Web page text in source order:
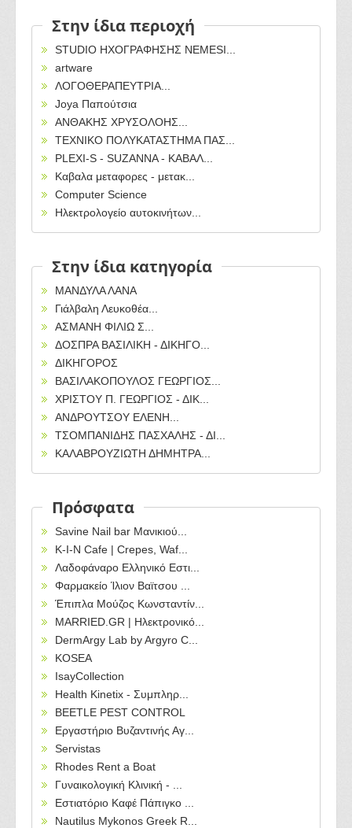
Στην ίδια περιοχή
STUDIO ΗΧΟΓΡΑΦΗΣΗΣ NEMESI...
artware
ΛΟΓΟΘΕΡΑΠΕΥΤΡΙΑ...
Joya Παπούτσια
ΑΝΘΑΚΗΣ ΧΡΥΣΟΛΟΗΣ...
ΤΕΧΝΙΚΟ ΠΟΛΥΚΑΤΑΣΤΗΜΑ ΠΑΣ...
PLEXI-S - SUZANNA - ΚΑΒΑΛ...
Καβαλα μεταφορες - μετακ...
Computer Science
Ηλεκτρολογείο αυτοκινήτων...
Στην ίδια κατηγορία
ΜΑΝΔΥΛΑ ΛΑΝΑ
Γιάλβαλη Λευκοθέα...
ΑΣΜΑΝΗ ΦΙΛΙΩ Σ...
ΔΟΣΠΡΑ ΒΑΣΙΛΙΚΗ - ΔΙΚΗΓΟ...
ΔΙΚΗΓΟΡΟΣ
ΒΑΣΙΛΑΚΟΠΟΥΛΟΣ ΓΕΩΡΓΙΟΣ...
ΧΡΙΣΤΟΥ Π. ΓΕΩΡΓΙΟΣ - ΔΙΚ...
ΑΝΔΡΟΥΤΣΟΥ ΕΛΕΝΗ...
ΤΣΟΜΠΑΝΙΔΗΣ ΠΑΣΧΑΛΗΣ - ΔΙ...
ΚΑΛΑΒΡΟΥΖΙΩΤΗ ΔΗΜΗΤΡΑ...
Πρόσφατα
Savine Nail bar Μανικιού...
Κ-Ι-Ν Cafe | Crepes, Waf...
Λαδοφάναρο Ελληνικό Εστι...
Φαρμακείο Ίλιον Βαϊτσου ...
Έπιπλα Μούζος Κωνσταντίν...
MARRIED.GR | Ηλεκτρονικό...
DermArgy Lab by Argyro C...
KOSEA
IsayCollection
Health Kinetix - Συμπληρ...
BEETLE PEST CONTROL
Εργαστήριο Βυζαντινής Αγ...
Servistas
Rhodes Rent a Boat
Γυναικολογική Κλινική - ...
Εστιατόριο Καφέ Πάπιγκο ...
Nautilus Mykonos Greek R...